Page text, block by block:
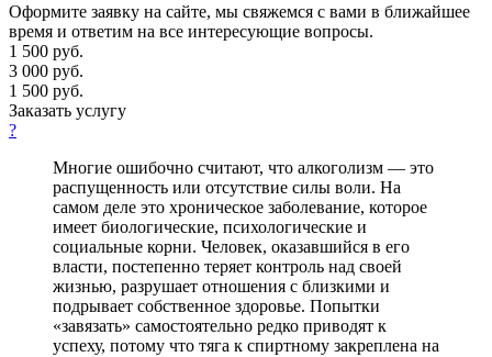
Оформите заявку на сайте, мы свяжемся с вами в ближайшее
время и ответим на все интересующие вопросы.
1 500 руб.
3 000 руб.
1 500 руб.
Заказать услугу
?
Многие ошибочно считают, что алкоголизм — это
распущенность или отсутствие силы воли. На
самом деле это хроническое заболевание, которое
имеет биологические, психологические и
социальные корни. Человек, оказавшийся в его
власти, постепенно теряет контроль над своей
жизнью, разрушает отношения с близкими и
подрывает собственное здоровье. Попытки
«завязать» самостоятельно редко приводят к
успеху, потому что тяга к спиртному закреплена на